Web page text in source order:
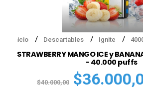
Inicio Descartables Ignite
STRAWBERRY MANGO ICE y
- 40.000 puffs
$40.000,00